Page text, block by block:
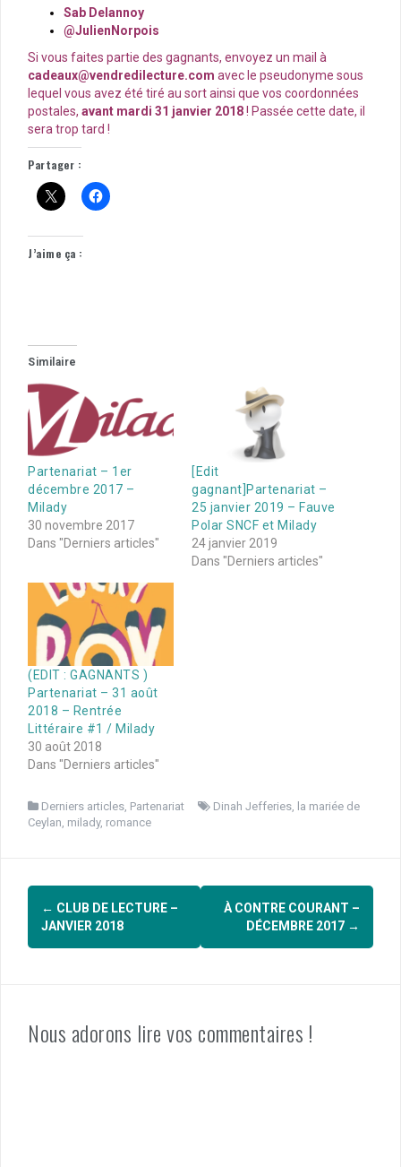
Sab Delannoy
@JulienNorpois
Si vous faites partie des gagnants, envoyez un mail à
cadeaux@vendredilecture.com avec le pseudonyme sous
lequel vous avez été tiré au sort ainsi que vos coordonnées
postales, avant mardi 31 janvier 2018! Passée cette date, il
sera trop tard !
Partager :
J’aime ça :
Similaire
Partenariat – 1er
décembre 2017 –
Milady
30 novembre 2017
Dans "Derniers articles"
[Edit
gagnant]Partenariat –
25 janvier 2019 – Fauve
Polar SNCF et Milady
24 janvier 2019
Dans "Derniers articles"
(EDIT : GAGNANTS )
Partenariat – 31 août
2018 – Rentrée
Littéraire #1 / Milady
30 août 2018
Dans "Derniers articles"
Derniers articles, Partenariat Dinah Jefferies, la mariée de
Ceylan, milady, romance
Navigation
d'article
← CLUB DE LECTURE –
JANVIER 2018
À CONTRE COURANT –
DÉCEMBRE 2017 →
Nous adorons lire vos commentaires !